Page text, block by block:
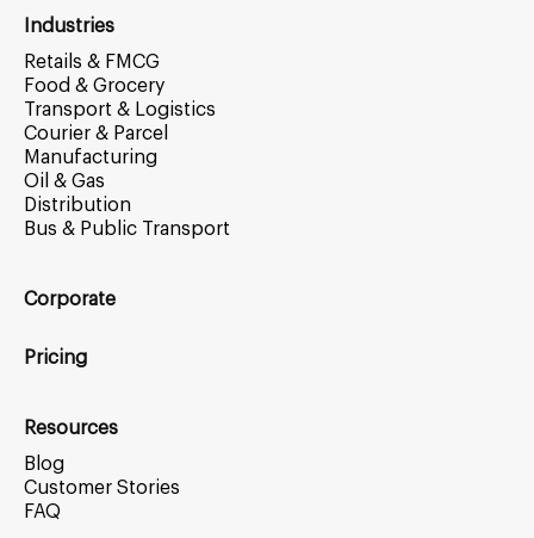
Industries
Retails & FMCG
Food & Grocery
Transport & Logistics
Courier & Parcel
Manufacturing
Oil & Gas
Distribution
Bus & Public Transport
Corporate
Pricing
Resources
Blog
Customer Stories
FAQ